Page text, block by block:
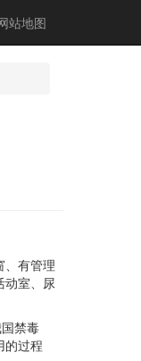
站地图
有管理
动室、尿
禁毒
的过程